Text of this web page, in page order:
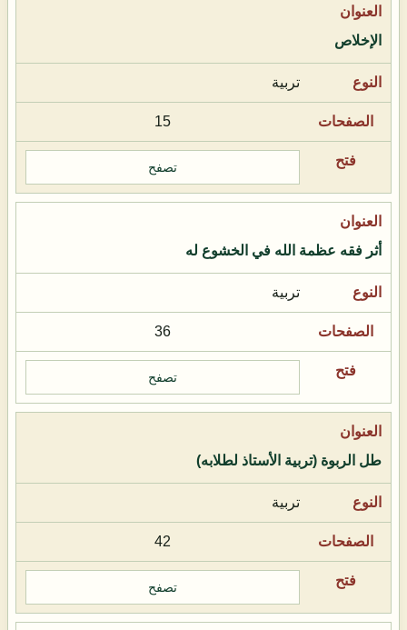
الإخلاص
تربية
15
تصفح
أثر فقه عظمة الله في الخشوع له
تربية
36
تصفح
طل الربوة (تربية الأستاذ لطلابه)
تربية
42
تصفح